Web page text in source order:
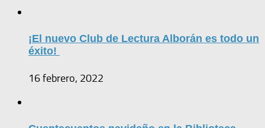
¡El nuevo Club de Lectura Alborán es todo un
éxito!
16 febrero, 2022